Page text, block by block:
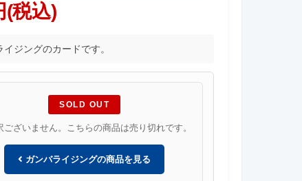
(税込)
イジングのカードです。
SOLD OUT
ございません。こちらの商品は売り切れです。
ガンバライジングの商品を見る